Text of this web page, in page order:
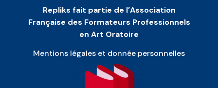
Repliks fait partie de l’Association
Française des Formateurs Professionnels
en Art Oratoire
Mentions légales et donnée personnelles